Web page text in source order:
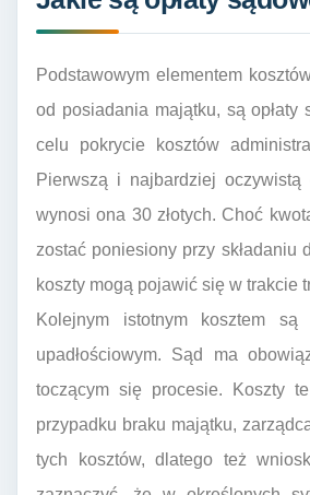
Podstawowym elementem
od posiadania majątku, są
celu pokrycie kosztów
Pierwszą i najbardziej oczywistą
wynosi ona 30 złotych. Choć
zostać poniesiony przy
koszty mogą pojawić się w trakcie
Kolejnym istotnym kosztem
upadłościowym. Sąd ma
toczącym się procesie. Koszty
przypadku braku majątku,
tych kosztów, dlatego też